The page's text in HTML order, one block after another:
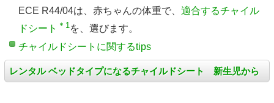
ECE R44/04は、赤ちゃんの体重で、 適合するチャイル
ドシート ＊1 を、選びます。
チャイルドシートに関するtips
レンタル ベッドタイプになるチャイルドシート 新生児から